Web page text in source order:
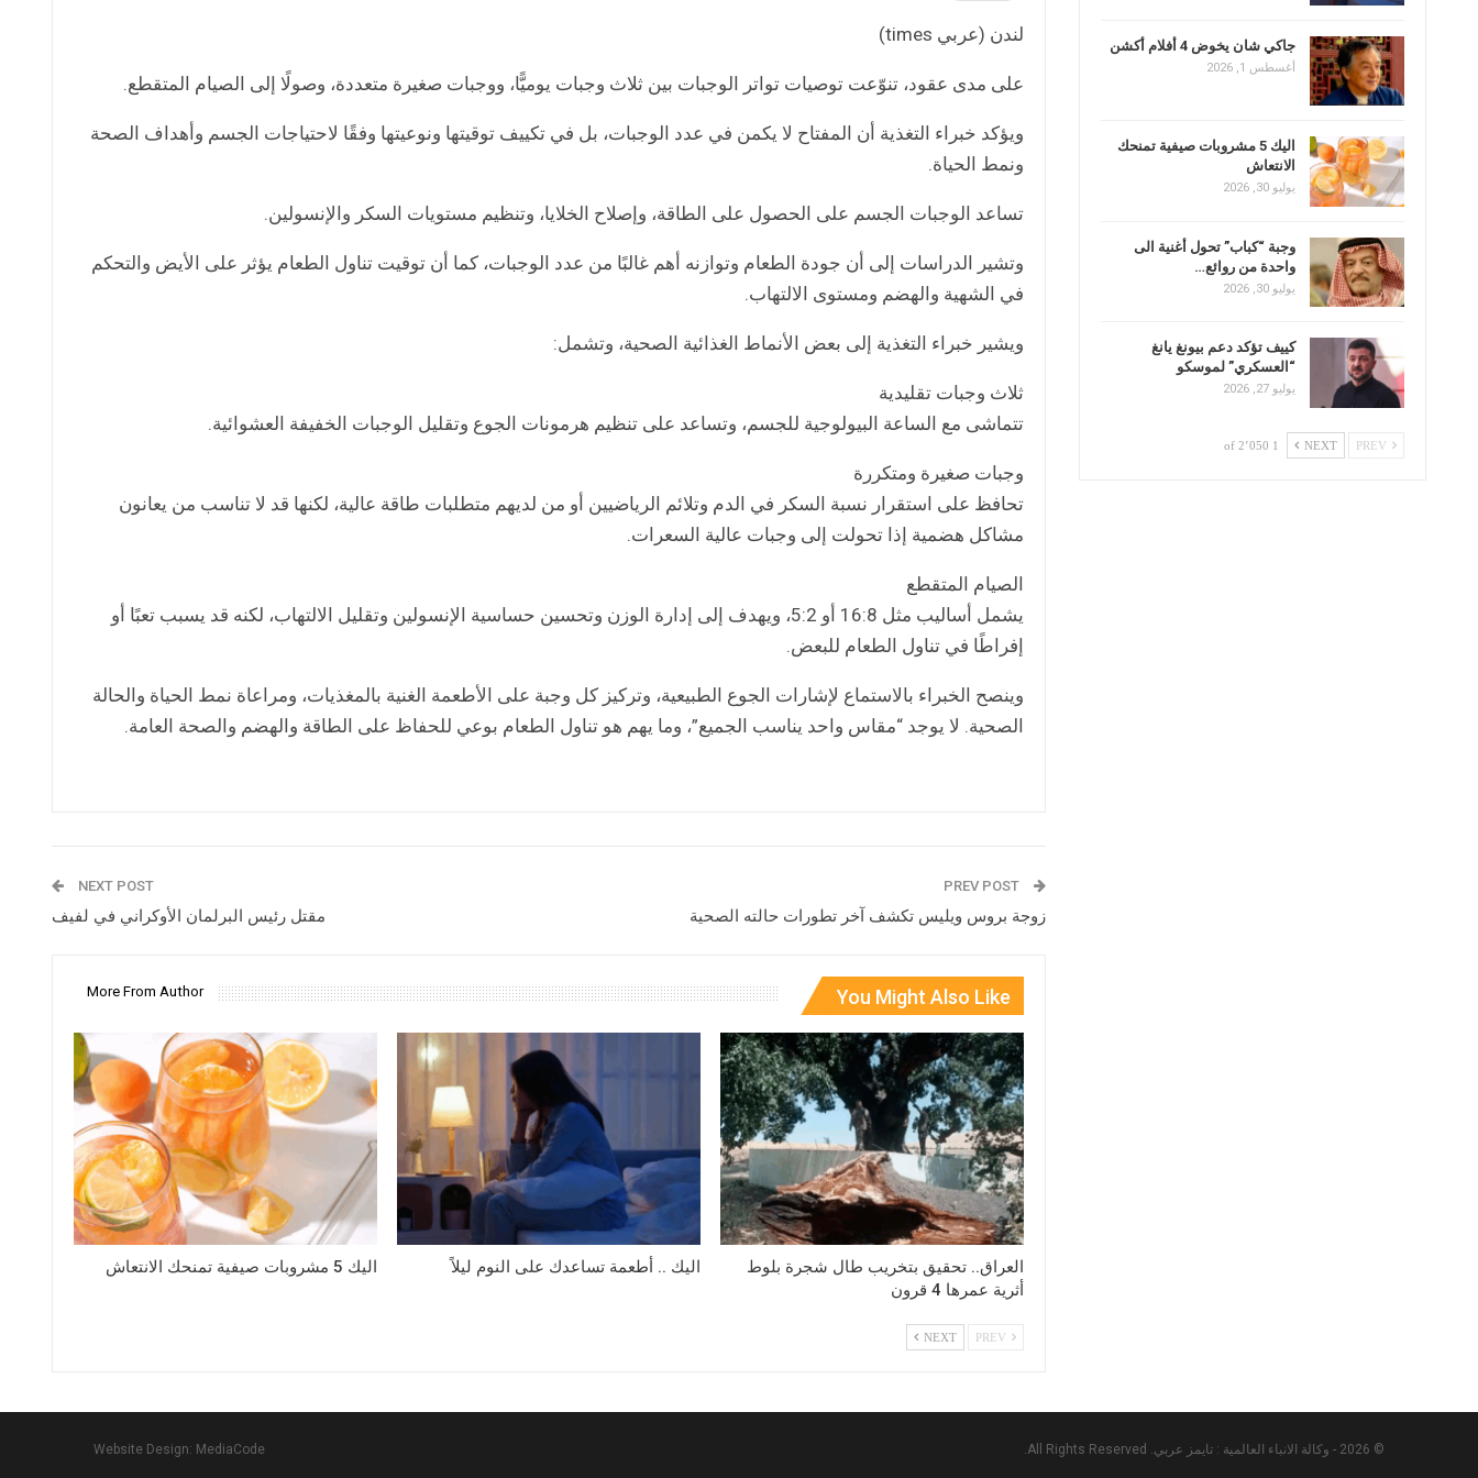
لندن (عربي times)
على مدى عقود، تنوّعت توصيات تواتر الوجبات بين ثلاث وجبات يوميًّا، ووجبات صغيرة متعددة، وصولًا إلى الصيام المتقطع.
ويؤكد خبراء التغذية أن المفتاح لا يكمن في عدد الوجبات، بل في تكييف توقيتها ونوعيتها وفقًا لاحتياجات الجسم وأهداف الصحة
ونمط الحياة.
تساعد الوجبات الجسم على الحصول على الطاقة، وإصلاح الخلايا، وتنظيم مستويات السكر والإنسولين.
وتشير الدراسات إلى أن جودة الطعام وتوازنه أهم غالبًا من عدد الوجبات، كما أن توقيت تناول الطعام يؤثر على الأيض والتحكم
في الشهية والهضم ومستوى الالتهاب.
ويشير خبراء التغذية إلى بعض الأنماط الغذائية الصحية، وتشمل:
ثلاث وجبات تقليدية
تتماشى مع الساعة البيولوجية للجسم، وتساعد على تنظيم هرمونات الجوع وتقليل الوجبات الخفيفة العشوائية.
وجبات صغيرة ومتكررة
تحافظ على استقرار نسبة السكر في الدم وتلائم الرياضيين أو من لديهم متطلبات طاقة عالية، لكنها قد لا تناسب من يعانون
مشاكل هضمية إذا تحولت إلى وجبات عالية السعرات.
الصيام المتقطع
يشمل أساليب مثل 16:8 أو 5:2، ويهدف إلى إدارة الوزن وتحسين حساسية الإنسولين وتقليل الالتهاب، لكنه قد يسبب تعبًا أو
إفراطًا في تناول الطعام للبعض.
وينصح الخبراء بالاستماع لإشارات الجوع الطبيعية، وتركيز كل وجبة على الأطعمة الغنية بالمغذيات، ومراعاة نمط الحياة والحالة
الصحية. لا يوجد “مقاس واحد يناسب الجميع”، وما يهم هو تناول الطعام بوعي للحفاظ على الطاقة والهضم والصحة العامة.
زوجة بروس ويليس تكشف آخر تطورات حالته الصحية
NEXT POST
مقتل رئيس البرلمان الأوكراني في لفيف
You Might Also Like
More From Author
العراق.. تحقيق بتخريب طال شجرة بلوط
أثرية عمرها 4 قرون
اليك .. أطعمة تساعدك على النوم ليلاً اليك 5 مشروبات صيفية تمنحك الانتعاش
NEXT
جاكي شان يخوض 4 أفلام أكشن
أغسطس 1, 2026
اليك 5 مشروبات صيفية تمنحك
الانتعاش
يوليو 30, 2026
وجبة “كباب” تحول أغنية الى
واحدة من روائع…
يوليو 30, 2026
كييف تؤكد دعم بيونغ يانغ
“العسكري” لموسكو
يوليو 27, 2026
NEXT 1 of 2٬050
© 2026 - وكالة الانباء العالمية : تايمز عربي. All Rights Reserved. Website Design: MediaCode